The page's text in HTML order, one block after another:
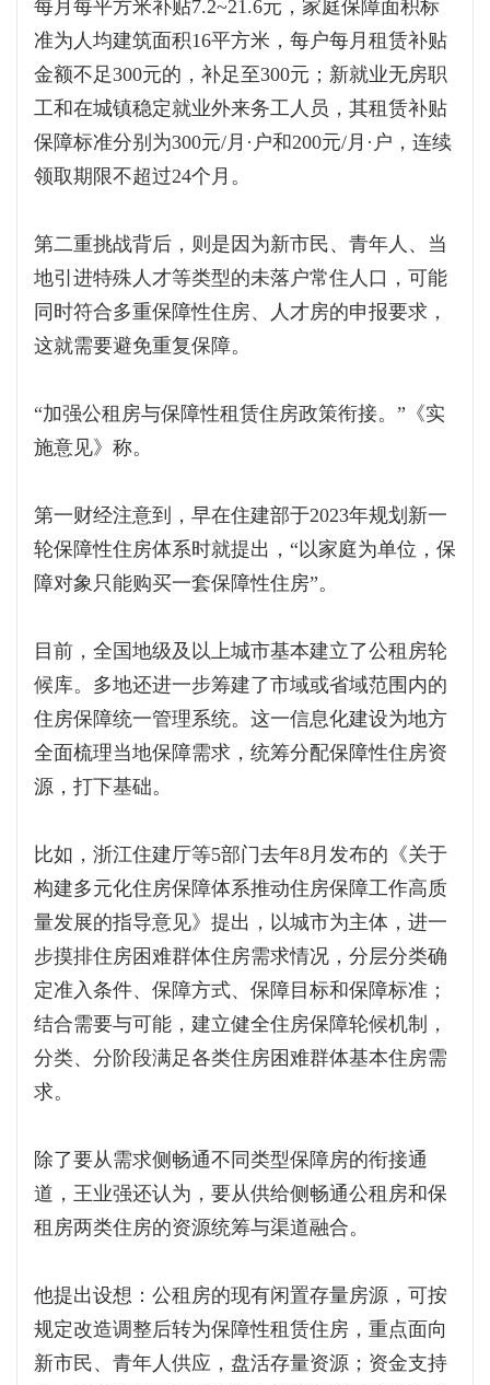
每月每平方米补贴7.2~21.6元，家庭保障面积标
准为人均建筑面积16平方米，每户每月租赁补贴
金额不足300元的，补足至300元；新就业无房职
工和在城镇稳定就业外来务工人员，其租赁补贴
保障标准分别为300元/月·户和200元/月·户，连续
领取期限不超过24个月。
第二重挑战背后，则是因为新市民、青年人、当
地引进特殊人才等类型的未落户常住人口，可能
同时符合多重保障性住房、人才房的申报要求，
这就需要避免重复保障。
“加强公租房与保障性租赁住房政策衔接。”《实
施意见》称。
第一财经注意到，早在住建部于2023年规划新一
轮保障性住房体系时就提出，“以家庭为单位，保
障对象只能购买一套保障性住房”。
目前，全国地级及以上城市基本建立了公租房轮
候库。多地还进一步筹建了市域或省域范围内的
住房保障统一管理系统。这一信息化建设为地方
全面梳理当地保障需求，统筹分配保障性住房资
源，打下基础。
比如，浙江住建厅等5部门去年8月发布的《关于
构建多元化住房保障体系推动住房保障工作高质
量发展的指导意见》提出，以城市为主体，进一
步摸排住房困难群体住房需求情况，分层分类确
定准入条件、保障方式、保障目标和保障标准；
结合需要与可能，建立健全住房保障轮候机制，
分类、分阶段满足各类住房困难群体基本住房需
求。
除了要从需求侧畅通不同类型保障房的衔接通
道，王业强还认为，要从供给侧畅通公租房和保
租房两类住房的资源统筹与渠道融合。
他提出设想：公租房的现有闲置存量房源，可按
规定改造调整后转为保障性租赁住房，重点面向
新市民、青年人供应，盘活存量资源；资金支持